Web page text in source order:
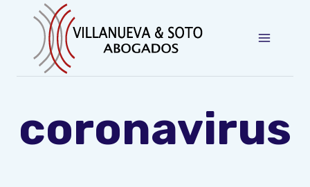
contenido
coronavirus